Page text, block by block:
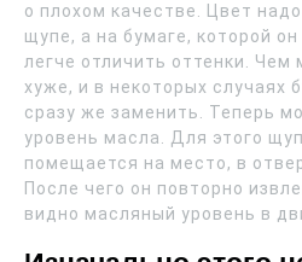
о плохом качестве. Цвет
щупе, а на бумаге, которой
легче отличить оттенки. Чем
хуже, и в некоторых случаях
сразу же заменить. Теперь
уровень масла. Для этого
помещается на место, в
После чего он повторно
видно масляный уровень в